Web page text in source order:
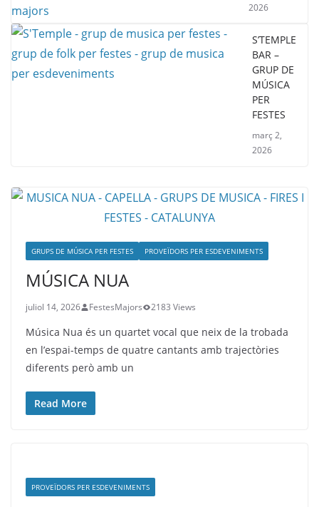
2026
S’TEMPLE
BAR –
GRUP DE
MÚSICA
PER
FESTES
març 2,
2026
GRUPS DE MÚSICA PER FESTES PROVEÏDORS PER ESDEVENIMENTS
MÚSICA NUA
juliol 14, 2026 FestesMajors 2183 Views
Música Nua és un quartet vocal que neix de la trobada
en l’espai-temps de quatre cantants amb trajectòries
diferents però amb un
Read More
PROVEÏDORS PER ESDEVENIMENTS